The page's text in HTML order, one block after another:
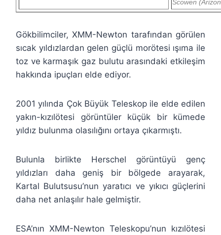
Scowen
Gökbilimciler, XMM-Newton tarafından görülen
sıcak yıldızlardan gelen güçlü morötesi ışıma ile
toz ve karmaşık gaz bulutu arasındaki etkileşim
hakkında ipuçları elde ediyor.
2001 yılında Çok Büyük Teleskop ile elde edilen
yakın-kızılötesi görüntüler küçük bir kümede
yıldız bulunma olasılığını ortaya çıkarmıştı.
Bulunla birlikte Herschel görüntüyü genç
yıldızları daha geniş bir bölgede arayarak,
Kartal Bulutsusu’nun yaratıcı ve yıkıcı güçlerini
daha net anlaşılır hale gelmiştir.
ESA’nın XMM-Newton Teleskopu’nun kızılötesi